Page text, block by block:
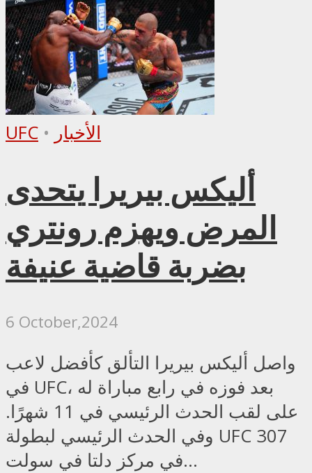
UFC • الأخبار
أليكس بيريرا يتحدى
المرض ويهزم رونتري
بضربة قاضية عنيفة
6 October,2024
واصل أليكس بيريرا التألق كأفضل لاعب
في UFC، بعد فوزه في رابع مباراة له
على لقب الحدث الرئيسي في 11 شهرًا.
وفي الحدث الرئيسي لبطولة UFC 307
في مركز دلتا في سولت...